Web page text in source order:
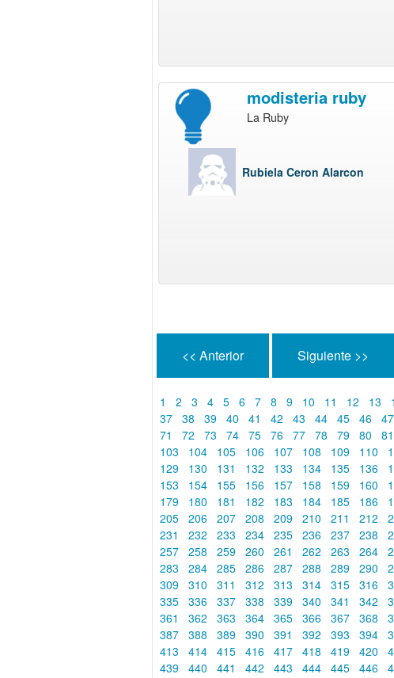
modisteria ruby
La Ruby
Rubiela Ceron Alarcon
<< Anterior Siguiente >>
1 2 3 4 5 6 7 8 9 10 11 12 13
37 38 39 40 41 42 43 44 45 46 47
71
72 73 74 75 76 77 78 79 80 81
103
104 105 106 107 108 109 110
129
130 131 132 133 134 135 136
153
154 155 156 157 158 159 160
179
180 181 182 183 184 185 186
205 206 207 208 209 210 211 212
231
232 233 234 235 236 237 238
257 258 259 260 261 262 263 264
283
284 285 286 287 288 289 290
309 310 311 312 313 314 315 316
335 336 337 338 339 340 341 342
361
362 363 364 365 366 367 368
387 388 389 390 391 392 393 394
413
414 415 416 417 418 419 420
439 440 441 442 443 444 445 446